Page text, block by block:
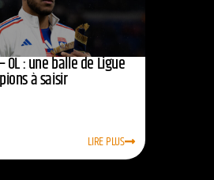
OL : une balle de Ligue
à saisir
LIRE PLUS